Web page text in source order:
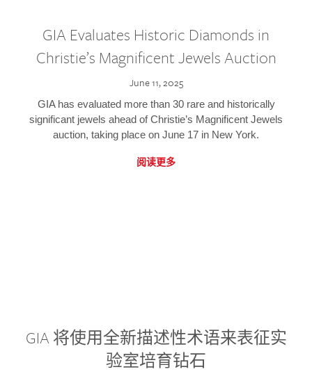
GIA Evaluates Historic Diamonds in
Christie’s Magnificent Jewels Auction
June 11, 2025
GIA has evaluated more than 30 rare and historically
significant jewels ahead of Christie’s Magnificent Jewels
auction, taking place on June 17 in New York.
阅读更多
GIA 将使用全新描述性术语来表征实
验室培育钻石